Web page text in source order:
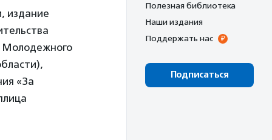
издание
Молодежного
«За
Полезная библиотека
Наши издания
Поддержать нас
Подписаться